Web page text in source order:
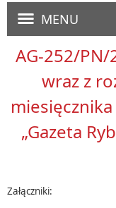
MENU
AG-252/
wraz z
„Gazeta
Załączniki: